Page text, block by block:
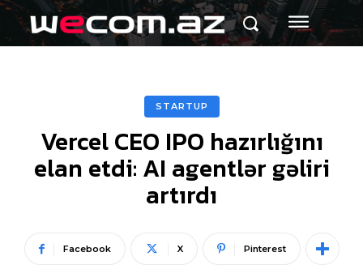
STARTUP
Vercel CEO IPO hazırlığını
elan etdi: AI agentlər gəliri
artırdı
Facebook X Pinterest